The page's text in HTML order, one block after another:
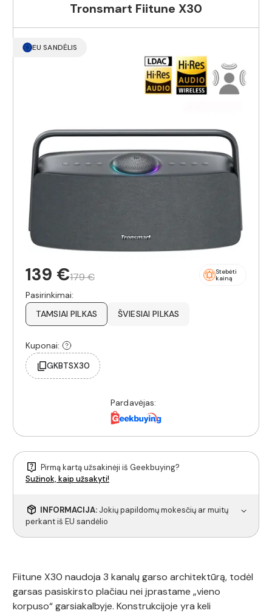
Tronsmart Fiitune X30
EU SANDĖLIS
139 €179 €
Stebėti
kainą
Pasirinkimai:
TAMSIAI PILKAS
ŠVIESIAI PILKAS
Kuponai:
GKBTSX30
Pardavėjas:
Pirmą kartą užsakinėji iš Geekbuying?
Sužinok, kaip užsakyti!
INFORMACIJA: Jokių papildomų mokesčių ar muitų
perkant iš EU sandėlio
Fiitune X30 naudoja 3 kanalų garso architektūrą, todėl
garsas pasiskirsto plačiau nei įprastame „vieno
korpuso“ garsiakalbyje. Konstrukcijoje yra keli